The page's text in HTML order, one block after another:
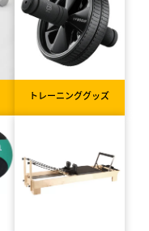
トレーニンググッズ